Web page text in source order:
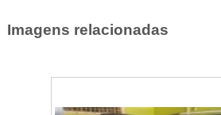
Imagens relacionadas